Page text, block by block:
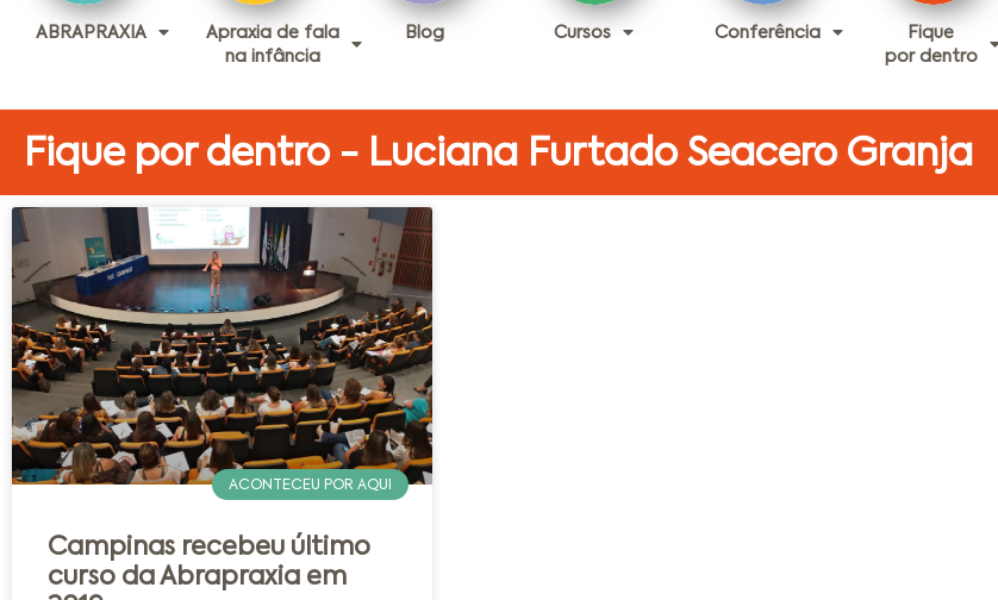
ABRAPRAXIA
Apraxia de fala
na infância
Blog Cursos Conferência
Fique
por dentro
Fique por dentro - Luciana Furtado Seacero Granja
ACONTECEU POR AQUI
Campinas recebeu último
curso da Abrapraxia em